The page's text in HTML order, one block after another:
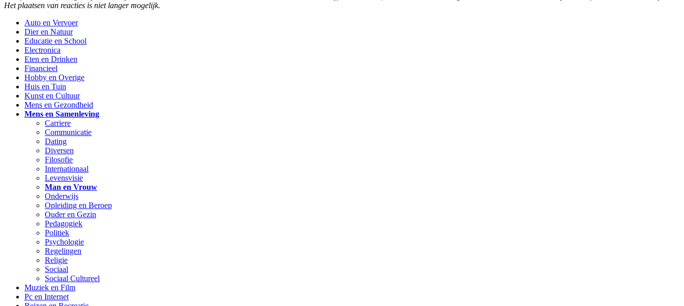
Het plaatsen van reacties is niet langer mogelijk.
Auto en Vervoer
Dier en Natuur
Educatie en School
Electronica
Eten en Drinken
Financieel
Hobby en Overige
Huis en Tuin
Kunst en Cultuur
Mens en Gezondheid
Mens en Samenleving
Carriere
Communicatie
Dating
Diversen
Filosofie
Internationaal
Levensvisie
Man en Vrouw
Onderwijs
Opleiding en Beroep
Ouder en Gezin
Pedagogiek
Politiek
Psychologie
Regelingen
Religie
Sociaal
Sociaal Cultureel
Muziek en Film
Pc en Internet